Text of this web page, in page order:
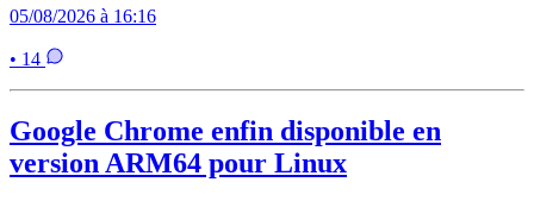
05/08/2026 à 16:16
• 14
Google Chrome enfin disponible en
version ARM64 pour Linux